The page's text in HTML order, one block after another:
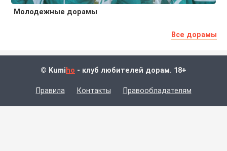
Молодежные дорамы
Все дорамы
© Kumi ho - клуб любителей дорам. 18+
Правила Контакты Правообладателям